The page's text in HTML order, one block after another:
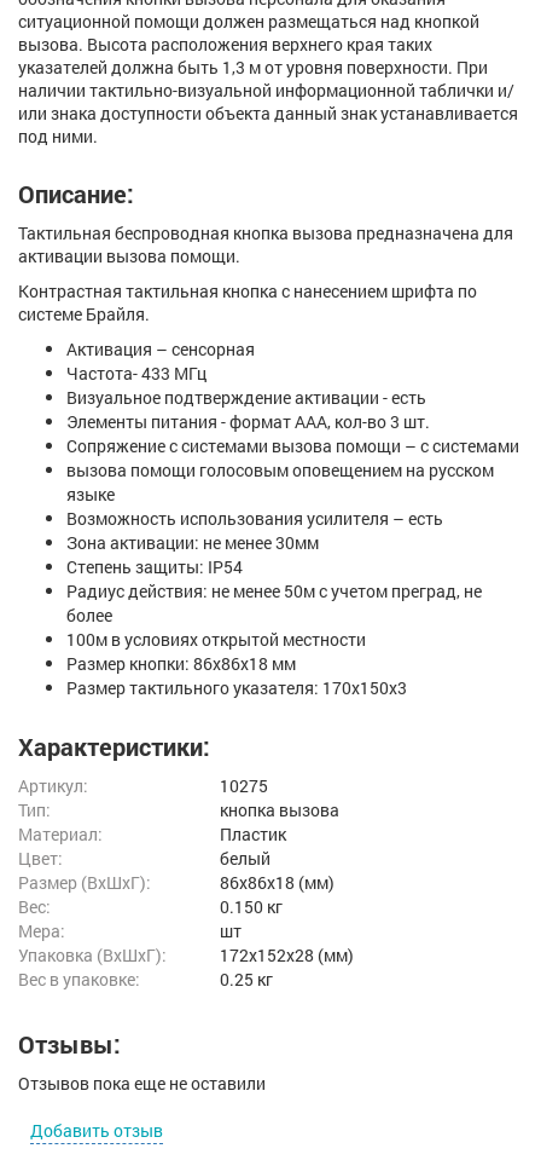
ситуационной помощи должен размещаться над кнопкой
вызова. Высота расположения верхнего края таких
указателей должна быть 1,3 м от уровня поверхности. При
наличии тактильно-визуальной информационной таблички и/
или знака доступности объекта данный знак устанавливается
под ними.
Описание:
Тактильная беспроводная кнопка вызова предназначена для
активации вызова помощи.
Контрастная тактильная кнопка с нанесением шрифта по
системе Брайля.
Активация – сенсорная
Частота- 433 МГц
Визуальное подтверждение активации - есть
Элементы питания - формат АAA, кол-во 3 шт.
Сопряжение с системами вызова помощи – с системами
вызова помощи голосовым оповещением на русском
языке
Возможность использования усилителя – есть
Зона активации: не менее 30мм
Степень защиты: IP54
Радиус действия: не менее 50м с учетом преград, не
более
100м в условиях открытой местности
Размер кнопки: 86х86х18 мм
Размер тактильного указателя: 170х150х3
Характеристики:
Артикул:
10275
Тип:
кнопка вызова
Материал:
Пластик
Цвет:
белый
Размер (ВxШxГ):
86x86x18 (мм)
Вес:
0.150 кг
Мера:
шт
Упаковка (ВхШхГ):
172x152x28 (мм)
Вес в упаковке:
0.25 кг
Отзывы:
Отзывов пока еще не оставили
Добавить отзыв